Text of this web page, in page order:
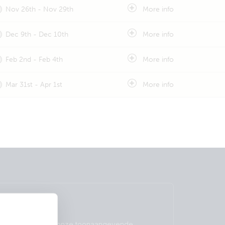
Nov 26th - Nov 29th More info
Dec 9th - Dec 10th More info
Feb 2nd - Feb 4th More info
Mar 31st - Apr 1st More info